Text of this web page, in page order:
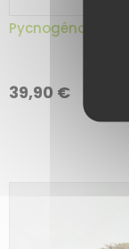
Pycnogénol 50
39,90 €